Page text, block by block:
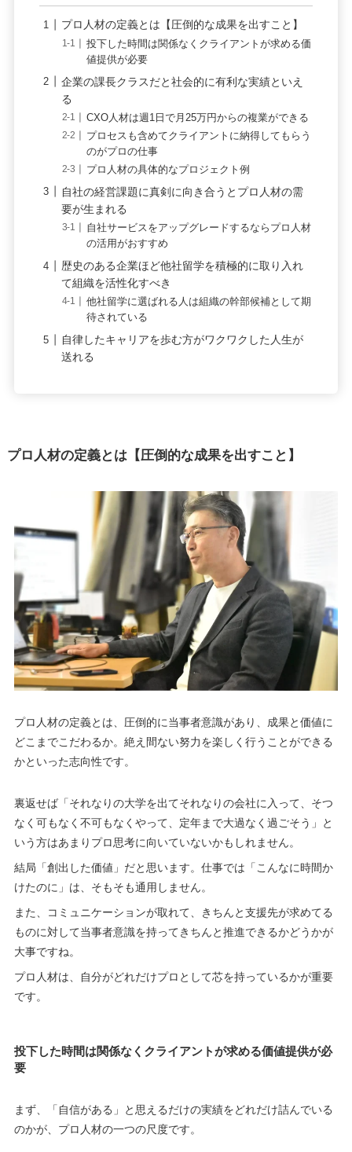
プロ人材の定義とは【圧倒的な成果を出すこと】
投下した時間は関係なくクライアントが求める価
値提供が必要
企業の課長クラスだと社会的に有利な実績といえ
る
CXO人材は週1日で月25万円からの複業ができる
プロセスも含めてクライアントに納得してもらう
のがプロの仕事
プロ人材の具体的なプロジェクト例
自社の経営課題に真剣に向き合うとプロ人材の需
要が生まれる
自社サービスをアップグレードするならプロ人材
の活用がおすすめ
歴史のある企業ほど他社留学を積極的に取り入れ
て組織を活性化すべき
他社留学に選ばれる人は組織の幹部候補として期
待されている
自律したキャリアを歩む方がワクワクした人生が
送れる
プロ人材の定義とは【圧倒的な成果を出すこと】
プロ人材の定義とは、圧倒的に当事者意識があり、成果と価値に
どこまでこだわるか。絶え間ない努力を楽しく行うことができる
かといった志向性です。
裏返せば「それなりの大学を出てそれなりの会社に入って、そつ
なく可もなく不可もなくやって、定年まで大過なく過ごそう」と
いう方はあまりプロ思考に向いていないかもしれません。
結局「創出した価値」だと思います。仕事では「こんなに時間か
けたのに」は、そもそも通用しません。
また、コミュニケーションが取れて、きちんと支援先が求めてる
ものに対して当事者意識を持ってきちんと推進できるかどうかが
大事ですね。
プロ人材は、自分がどれだけプロとして芯を持っているかが重要
です。
投下した時間は関係なくクライアントが求める価値提供が必
要
まず、「自信がある」と思えるだけの実績をどれだけ詰んでいる
のかが、プロ人材の一つの尺度です。